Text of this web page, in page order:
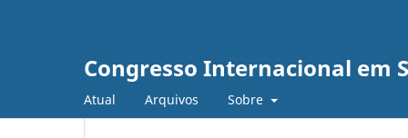
Congresso Internacional em
Atual Arquivos Sobre